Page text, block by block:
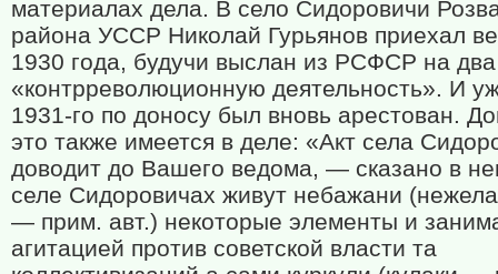
материалах дела. В село Сидоровичи
района УССР Николай Гурьянов приехал
1930 года, будучи выслан из РСФСР на два
«контрреволюционную деятельность». И
1931-го по доносу был вновь арестован.
это также имеется в деле: «Акт села
доводит до Вашего ведома, — сказано в
селе Сидоровичах живут небажани
— прим. авт.) некоторые элементы и
агитацией против советской власти та